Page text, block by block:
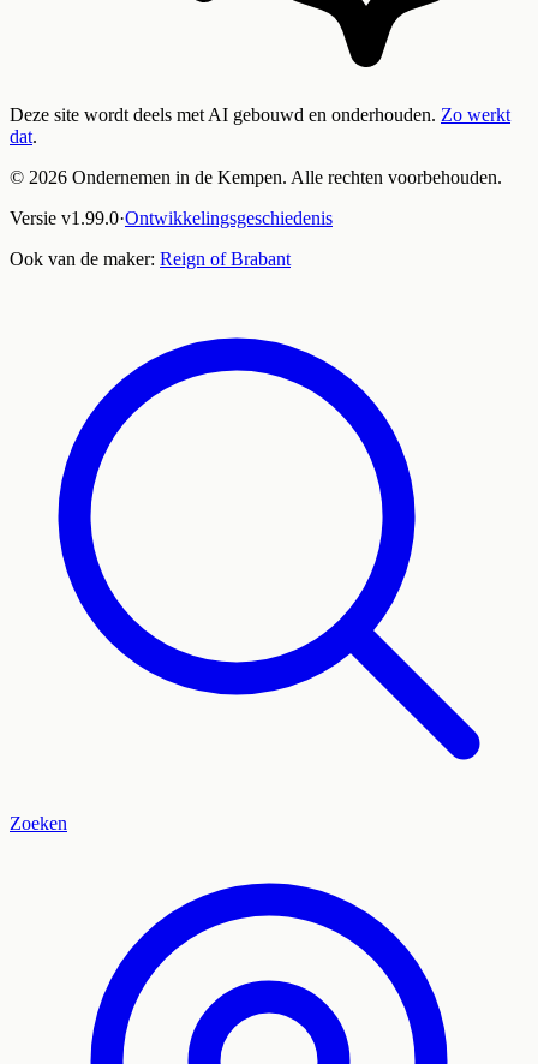
Deze site wordt deels met AI gebouwd en onderhouden. Zo werkt
dat.
© 2026 Ondernemen in de Kempen. Alle rechten voorbehouden.
Versie v1.99.0·Ontwikkelingsgeschiedenis
Ook van de maker: Reign of Brabant
Zoeken